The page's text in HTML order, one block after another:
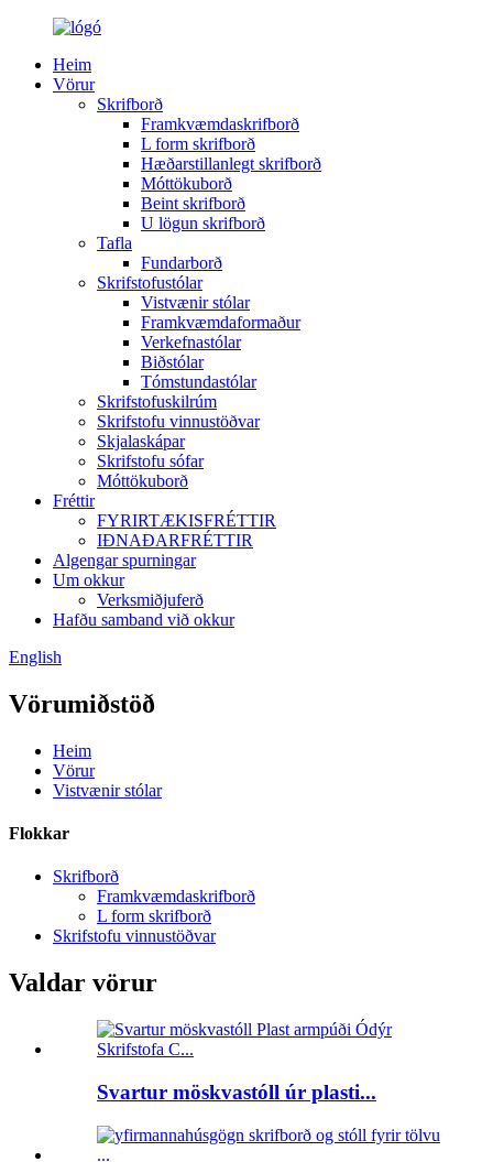
Heim
Vörur
Skrifborð
Framkvæmdaskrifborð
L form skrifborð
Hæðarstillanlegt skrifborð
Móttökuborð
Beint skrifborð
U lögun skrifborð
Tafla
Fundarborð
Skrifstofustólar
Vistvænir stólar
Framkvæmdaformaður
Verkefnastólar
Biðstólar
Tómstundastólar
Skrifstofuskilrúm
Skrifstofu vinnustöðvar
Skjalaskápar
Skrifstofu sófar
Móttökuborð
Fréttir
FYRIRTÆKISFRÉTTIR
IÐNAÐARFRÉTTIR
Algengar spurningar
Um okkur
Verksmiðjuferð
Hafðu samband við okkur
English
Vörumiðstöð
Heim
Vörur
Vistvænir stólar
Flokkar
Skrifborð
Framkvæmdaskrifborð
L form skrifborð
Skrifstofu vinnustöðvar
Valdar vörur
Svartur möskvastóll úr plasti...